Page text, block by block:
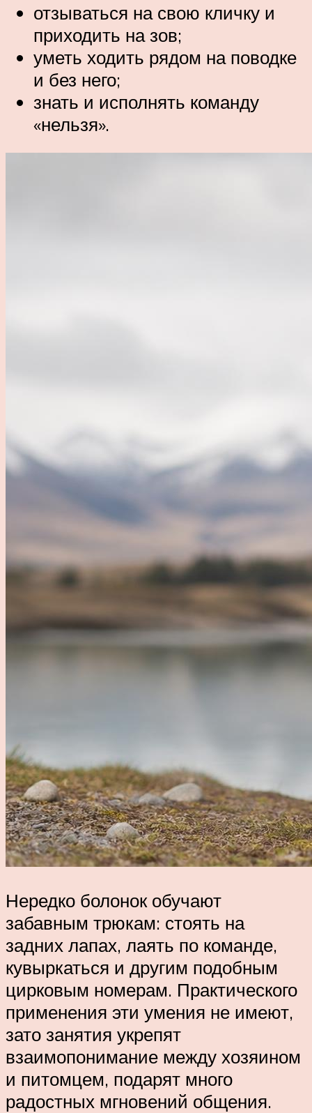
отзываться на свою кличку и
приходить на зов;
уметь ходить рядом на поводке
и без него;
знать и исполнять команду
«нельзя».
Нередко болонок обучают
забавным трюкам: стоять на
задних лапах, лаять по команде,
кувыркаться и другим подобным
цирковым номерам. Практического
применения эти умения не имеют,
зато занятия укрепят
взаимопонимание между хозяином
и питомцем, подарят много
радостных мгновений общения.